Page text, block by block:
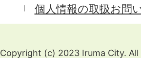
個人情報の取扱お問
Copyright (c) 2023 Iruma City. All